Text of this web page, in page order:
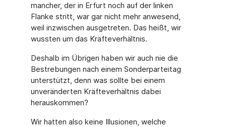
mancher, der in Erfurt noch auf der linken
Flanke stritt, war gar nicht mehr anwesend,
weil inzwischen ausgetreten. Das heißt, wir
wussten um das Kräfteverhältnis.
Deshalb im Übrigen haben wir auch nie die
Bestrebungen nach einem Sonderparteitag
unterstützt, denn was sollte bei einem
unveränderten Kräfteverhältnis dabei
herauskommen?
Wir hatten also keine Illusionen, welche